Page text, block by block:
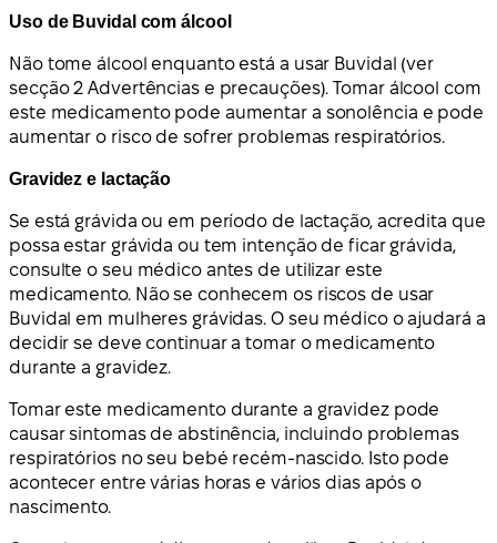
Uso de Buvidal com álcool
Não tome álcool enquanto está a usar Buvidal (ver
secção 2 Advertências e precauções). Tomar álcool com
este medicamento pode aumentar a sonolência e pode
aumentar o risco de sofrer problemas respiratórios.
Gravidez e lactação
Se está grávida ou em período de lactação, acredita que
possa estar grávida ou tem intenção de ficar grávida,
consulte o seu médico antes de utilizar este
medicamento. Não se conhecem os riscos de usar
Buvidal em mulheres grávidas. O seu médico o ajudará a
decidir se deve continuar a tomar o medicamento
durante a gravidez.
Tomar este medicamento durante a gravidez pode
causar sintomas de abstinência, incluindo problemas
respiratórios no seu bebé recém-nascido. Isto pode
acontecer entre várias horas e vários dias após o
nascimento.